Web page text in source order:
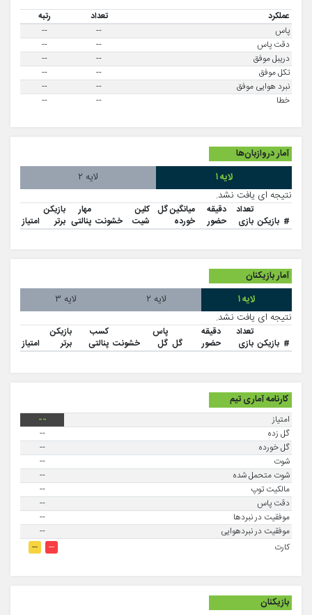
عملکرد
تعداد
رتبه
پاس
--
--
دقت پاس
--
--
دریبل موفق
--
--
تکل موفق
--
--
نبرد هوایی موفق
--
--
خطا
--
--
آمار دروازبان‌ها
لایه ۱
لایه ۲
نتیجه ای یافت نشد.
# بازیکن
تعداد
بازی
دقیقه
حضور
میانگین گل
خورده
کلین
شیت
خشونت
مهار
پنالتی
بازیکن
برتر
امتیاز
آمار بازیکنان
لایه ۱ لایه ۲
لایه ۳
نتیجه ای یافت نشد.
# بازیکن
تعداد
بازی
دقیقه
حضور
گل
پاس
گل
خشونت
کسب
پنالتی
بازیکن
برتر
امتیاز
کارنامه آماری تیم
امتیاز
--
گل زده
--
گل خورده
--
شوت
--
شوت متحمل شده
--
مالکیت توپ
--
دقت پاس
--
موفقيت در نبردها
--
موفقیت در نبردهوایی
--
کارت
--
--
بازیکنان